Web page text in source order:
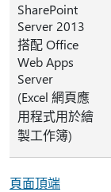
SharePoint
Server 2013
搭配 Office
Web Apps
Server
(Excel 網頁應
用程式用於繪
製工作簿)
頁面頂端